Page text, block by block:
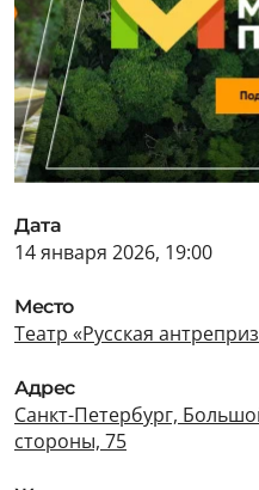
Дата
14 января 2026, 19:00
Место
Театр «Русская
Адрес
Санкт-Петербург,
стороны, 75